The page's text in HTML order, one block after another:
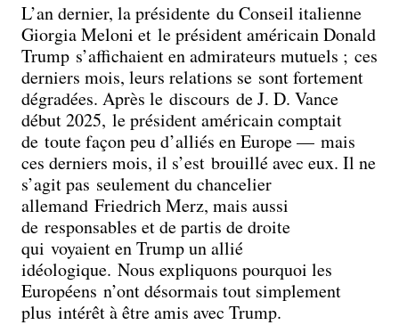
L’an dernier, la présidente du Conseil italienne
Giorgia Meloni et le président américain Donald
Trump s’affichaient en admirateurs mutuels ; ces
derniers mois, leurs relations se sont fortement
dégradées. Après le discours de J. D. Vance
début 2025, le président américain comptait
de toute façon peu d’alliés en Europe — mais
ces derniers mois, il s’est brouillé avec eux. Il ne
s’agit pas seulement du chancelier
allemand Friedrich Merz, mais aussi
de responsables et de partis de droite
qui voyaient en Trump un allié
idéologique. Nous expliquons pourquoi les
Européens n’ont désormais tout simplement
plus intérêt à être amis avec Trump.